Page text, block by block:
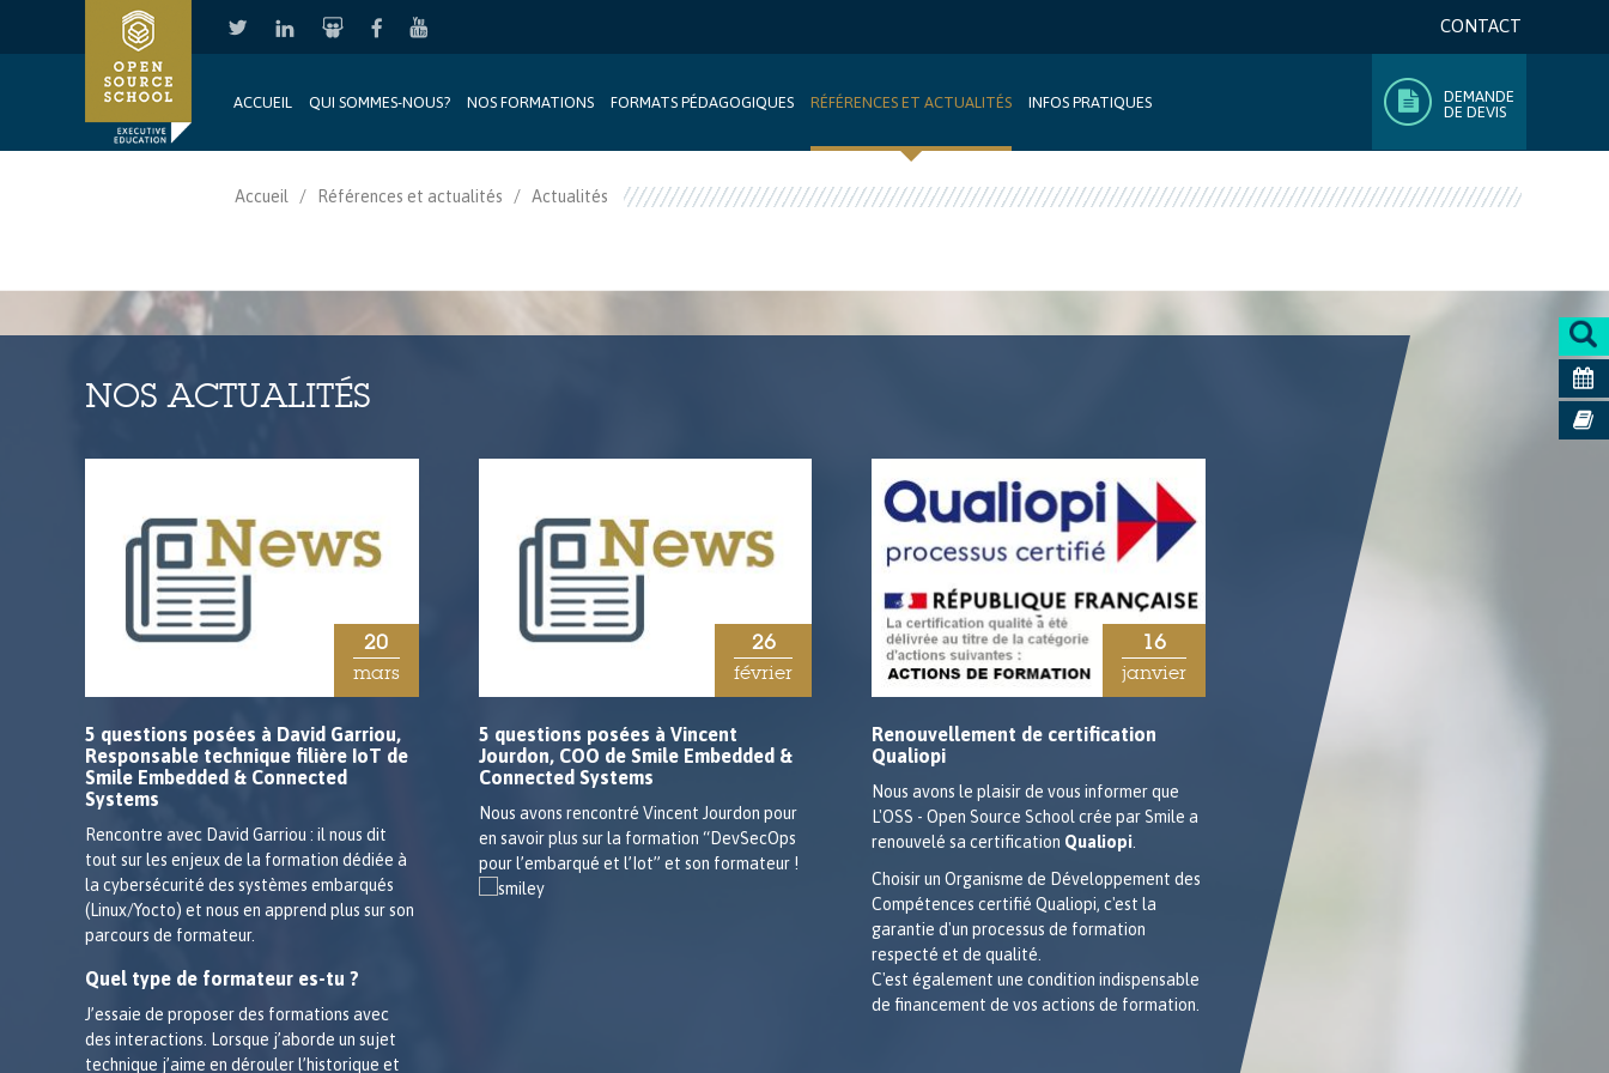
CONTACT
ACCUEIL QUI SOMMES-NOUS? NOS FORMATIONS FORMATS PÉDAGOGIQUES RÉFÉRENCES ET ACTUALITÉS INFOS PRATIQUES
DEMANDE
DE DEVIS
Accueil Références et actualités Actualités
NOS ACTUALITÉS
20
mars
5 questions posées à David Garriou,
Responsable technique filière IoT de
Smile Embedded & Connected
Systems
Rencontre avec David Garriou : il nous dit
tout sur les enjeux de la formation dédiée à
la cybersécurité des systèmes embarqués
(Linux/Yocto) et nous en apprend plus sur son
parcours de formateur.
Quel type de formateur es-tu ?
J’essaie de proposer des formations avec
des interactions. Lorsque j’aborde un sujet
technique j’aime en dérouler l’historique et
26
février
5 questions posées à Vincent
Jourdon, COO de Smile Embedded &
Connected Systems
Nous avons rencontré Vincent Jourdon pour
en savoir plus sur la formation “DevSecOps
pour l’embarqué et l’Iot” et son formateur !
16
janvier
Renouvellement de certification
Qualiopi
Nous avons le plaisir de vous informer que
L'OSS - Open Source School crée par Smile a
renouvelé sa certification Qualiopi
Choisir un Organisme de Développement des
Compétences certifié Qualiopi, c'est la
garantie d'un processus de formation
respecté et de qualité.
C'est également une condition indispensable
de financement de vos actions de formation.
5 Questions posées à Pierre FICHEUX,
Expert-Technique Embarqué et
formateur chez OSS
Nous avons rencontré Pierre FICHEUX pour
en savoir plus sur la formation Android 8
AOSP et son formateur